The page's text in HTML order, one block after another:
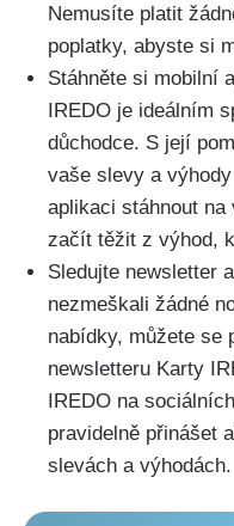
Nemusíte platit
poplatky, abyste si
Stáhněte si mobilní
IREDO je ideálním
důchodce. S její
vaše slevy a
aplikaci stáhnout na
začít těžit z výhod,
Sledujte newsletter
nezmeškali žádné
nabídky, můžete se
newsletteru Karty
IREDO na
pravidelně přinášet
slevách a výhodách.